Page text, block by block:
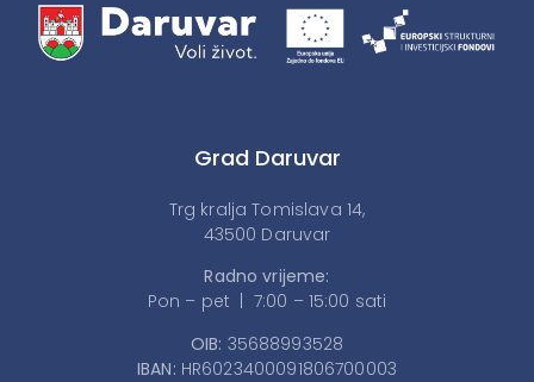
Grad Daruvar
Trg kralja Tomislava 14,
43500 Daruvar
Radno vrijeme:
Pon – pet | 7:00 – 15:00 sati
OIB: 35688993528
IBAN: HR6023400091806700003